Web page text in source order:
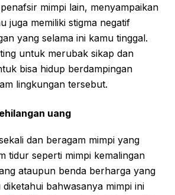
mimpi lain, menyampaikan
juga memiliki stigma negatif
yang selama ini kamu tinggal.
untuk merubak sikap dan
bisa hidup berdampingan
lingkungan tersebut.
uang
dan beragam mimpi yang
tidur seperti mimpi kemalingan
ataupun benda berharga yang
bahwasanya mimpi ini